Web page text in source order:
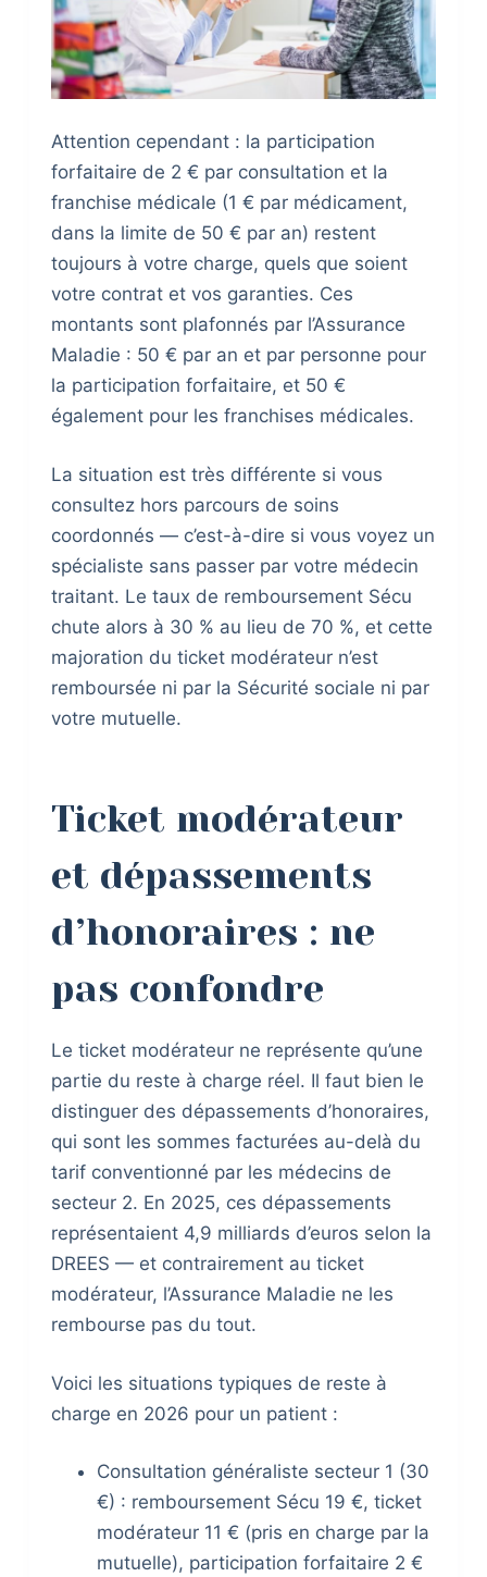
Attention cependant : la participation
forfaitaire de 2 € par consultation et la
franchise médicale (1 € par médicament,
dans la limite de 50 € par an) restent
toujours à votre charge, quels que soient
votre contrat et vos garanties. Ces
montants sont plafonnés par l’Assurance
Maladie : 50 € par an et par personne pour
la participation forfaitaire, et 50 €
également pour les franchises médicales.
La situation est très différente si vous
consultez hors parcours de soins
coordonnés — c’est-à-dire si vous voyez un
spécialiste sans passer par votre médecin
traitant. Le taux de remboursement Sécu
chute alors à 30 % au lieu de 70 %, et cette
majoration du ticket modérateur n’est
remboursée ni par la Sécurité sociale ni par
votre mutuelle.
Ticket modérateur
et dépassements
d’honoraires : ne
pas confondre
Le ticket modérateur ne représente qu’une
partie du reste à charge réel. Il faut bien le
distinguer des dépassements d’honoraires,
qui sont les sommes facturées au-delà du
tarif conventionné par les médecins de
secteur 2. En 2025, ces dépassements
représentaient 4,9 milliards d’euros selon la
DREES — et contrairement au ticket
modérateur, l’Assurance Maladie ne les
rembourse pas du tout.
Voici les situations typiques de reste à
charge en 2026 pour un patient :
Consultation généraliste secteur 1 (30
€) : remboursement Sécu 19 €, ticket
modérateur 11 € (pris en charge par la
mutuelle), participation forfaitaire 2 €